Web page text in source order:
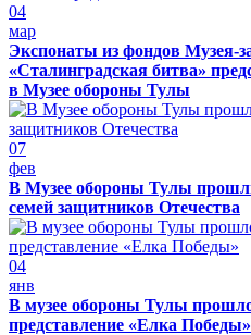
04
мар
Экспонаты из фондов Музея-
«Сталинградская битва»
в Музее обороны Тулы
07
фев
В Музее обороны Тулы
семей защитников Отечества
04
янв
В музее обороны Тулы прошло
представление «Елка Победы»